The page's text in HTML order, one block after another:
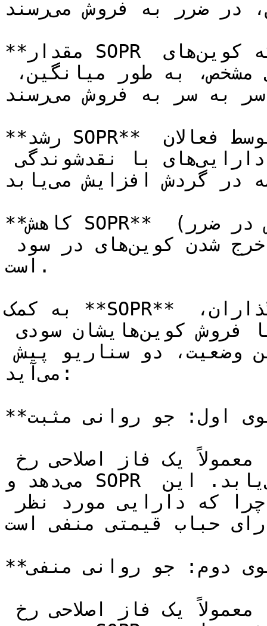
میانگین، در ضرر به فروش می‌رسند.&#x20;
**مقدار SOPR برابر با ۱** به این معناست که کوین‌های
در شرایط سر به سر به فروش می‌رسند.
**رشد SOPR** به معنای محقق شدن سود توسط فعالان
بازار است و احتمال بازگشت دارایی‌های با نقدشوندگی
کم به عرضه در گردش افزایش می‌یابد.&#x20;
**کاهش SOPR** به معنای محقق شدن ضرر (فروش در ضرر)
است.
به کمک **SOPR** می‌توان تشخیص داد که سرمایه‌گذاران،
محقق کرده‌اند یا خیر. در این وضعیت، دو سناریو پیش
می‌آید:
**سناریوی اول: جو روانی مثبت**
می‌دهد و SOPR به مقادیر زیر ۱ کاهش می‌یابد. این
حباب قیمتی منفی است.
**سناریوی دوم: جو روانی منفی**